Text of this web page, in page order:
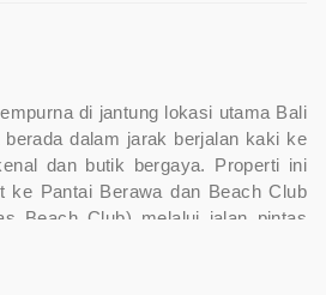
di jantung lokasi utama Bali
dalam jarak berjalan kaki ke
dan butik bergaya. Properti ini
ke Pantai Berawa dan Beach Club
Beach Club) melalui jalan pintas
kolam renang pribadi dengan